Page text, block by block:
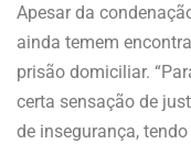
Apesar da
ainda temem
prisão domiciliar.
certa sensação de
de insegurança,